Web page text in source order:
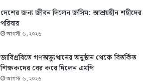
দেশের জন্য জীবন দিলেন জসিম: আশ্রয়হীন শহীদের
পরিবার
আগস্ট ৬, ২০২৬
জাবিপ্রবিতে গণঅভ্যুত্থানের অনুষ্ঠান থেকে বিতর্কিত
শিক্ষকদের বের করে দিলেন এমপি
আগস্ট ৬, ২০২৬